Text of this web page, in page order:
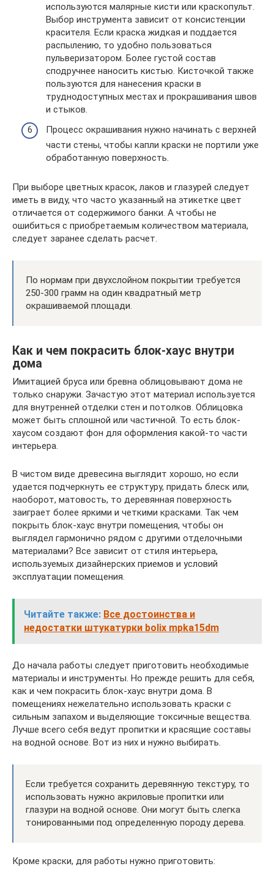
используются малярные кисти или краскопульт.
Выбор инструмента зависит от консистенции
красителя. Если краска жидкая и поддается
распылению, то удобно пользоваться
пульверизатором. Более густой состав
сподручнее наносить кистью. Кисточкой также
пользуются для нанесения краски в
труднодоступных местах и прокрашивания швов
и стыков.
Процесс окрашивания нужно начинать с верхней
части стены, чтобы капли краски не портили уже
обработанную поверхность.
При выборе цветных красок, лаков и глазурей следует
иметь в виду, что часто указанный на этикетке цвет
отличается от содержимого банки. А чтобы не
ошибиться с приобретаемым количеством материала,
следует заранее сделать расчет.
По нормам при двухслойном покрытии требуется
250-300 грамм на один квадратный метр
окрашиваемой площади.
Как и чем покрасить блок-хаус внутри
дома
Имитацией бруса или бревна облицовывают дома не
только снаружи. Зачастую этот материал используется
для внутренней отделки стен и потолков. Облицовка
может быть сплошной или частичной. То есть блок-
хаусом создают фон для оформления какой-то части
интерьера.
В чистом виде древесина выглядит хорошо, но если
удается подчеркнуть ее структуру, придать блеск или,
наоборот, матовость, то деревянная поверхность
заиграет более яркими и четкими красками. Так чем
покрыть блок-хаус внутри помещения, чтобы он
выглядел гармонично рядом с другими отделочными
материалами? Все зависит от стиля интерьера,
используемых дизайнерских приемов и условий
эксплуатации помещения.
Читайте также: Все достоинства и
недостатки штукатурки bolix mpka15dm
До начала работы следует приготовить необходимые
материалы и инструменты. Но прежде решить для себя,
как и чем покрасить блок-хаус внутри дома. В
помещениях нежелательно использовать краски с
сильным запахом и выделяющие токсичные вещества.
Лучше всего себя ведут пропитки и красящие составы
на водной основе. Вот из них и нужно выбирать.
Если требуется сохранить деревянную текстуру, то
использовать нужно акриловые пропитки или
глазури на водной основе. Они могут быть слегка
тонированными под определенную породу дерева.
Кроме краски, для работы нужно приготовить: